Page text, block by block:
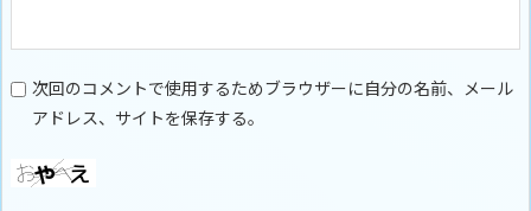
次回のコメントで使用するためブラウザーに自分の名前、メール
アドレス、サイトを保存する。